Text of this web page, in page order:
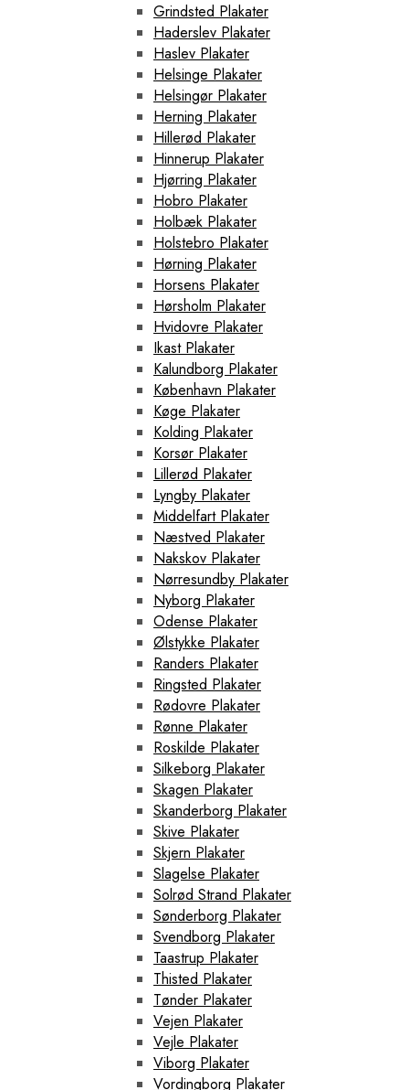
Grindsted Plakater
Haderslev Plakater
Haslev Plakater
Helsinge Plakater
Helsingør Plakater
Herning Plakater
Hillerød Plakater
Hinnerup Plakater
Hjørring Plakater
Hobro Plakater
Holbæk Plakater
Holstebro Plakater
Hørning Plakater
Horsens Plakater
Hørsholm Plakater
Hvidovre Plakater
Ikast Plakater
Kalundborg Plakater
København Plakater
Køge Plakater
Kolding Plakater
Korsør Plakater
Lillerød Plakater
Lyngby Plakater
Middelfart Plakater
Næstved Plakater
Nakskov Plakater
Nørresundby Plakater
Nyborg Plakater
Odense Plakater
Ølstykke Plakater
Randers Plakater
Ringsted Plakater
Rødovre Plakater
Rønne Plakater
Roskilde Plakater
Silkeborg Plakater
Skagen Plakater
Skanderborg Plakater
Skive Plakater
Skjern Plakater
Slagelse Plakater
Solrød Strand Plakater
Sønderborg Plakater
Svendborg Plakater
Taastrup Plakater
Thisted Plakater
Tønder Plakater
Vejen Plakater
Vejle Plakater
Viborg Plakater
Vordingborg Plakater